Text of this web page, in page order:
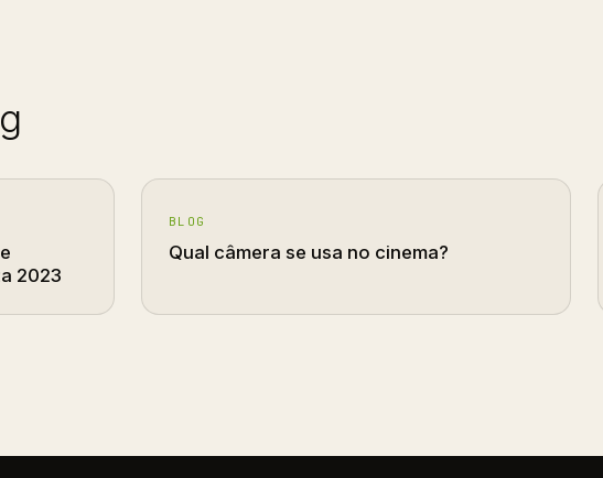
2023
BLOG
Qual câmera se usa no cinema?